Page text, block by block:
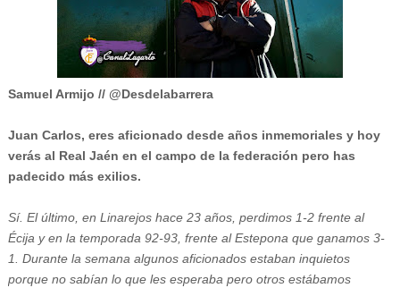
Samuel Armijo // @Desdelabarrera
Juan Carlos, eres aficionado desde años inmemoriales y hoy
verás al Real Jaén en el campo de la federación pero has
padecido más exilios.
Sí. El último, en Linarejos hace 23 años, perdimos 1-2 frente al
Écija y en la temporada 92-93, frente al Estepona que ganamos 3-
1. Durante la semana algunos aficionados estaban inquietos
porque no sabían lo que les esperaba pero otros estábamos